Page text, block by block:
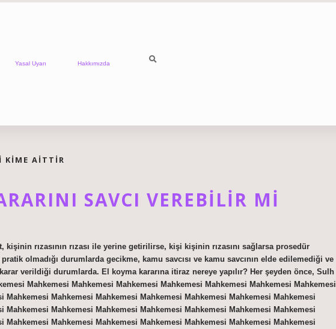
Yasal Uyarı Hakkımızda
KIME AITTIR
SAVCI VEREBILIR MI
rızasının rızası ile yerine getirilirse, kişi kişinin rızasını sağlarsa prosedür
olmadığı durumlarda gecikme, kamu savcısı ve kamu savcının elde edilemediği ve
verildiği durumlarda. El koyma kararına itiraz nereye yapılır? Her şeyden önce, Sulh
Mahkemesi Mahkemesi Mahkemesi Mahkemesi Mahkemesi Mahkemesi Mahkemesi
Mahkemesi Mahkemesi Mahkemesi Mahkemesi Mahkemesi Mahkemesi Mahkemesi
Mahkemesi Mahkemesi Mahkemesi Mahkemesi Mahkemesi Mahkemesi Mahkemesi
Mahkemesi Mahkemesi Mahkemesi Mahkemesi Mahkemesi Mahkemesi Mahkemesi